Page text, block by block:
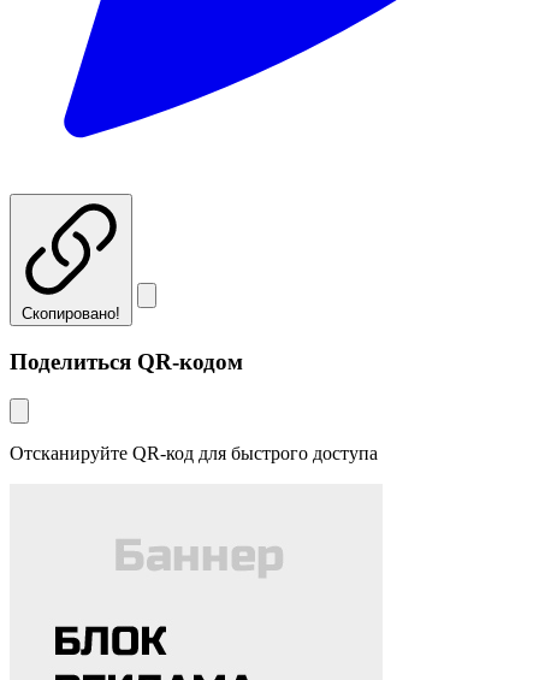
Скопировано!
Поделиться QR-кодом
Отсканируйте QR-код для быстрого доступа